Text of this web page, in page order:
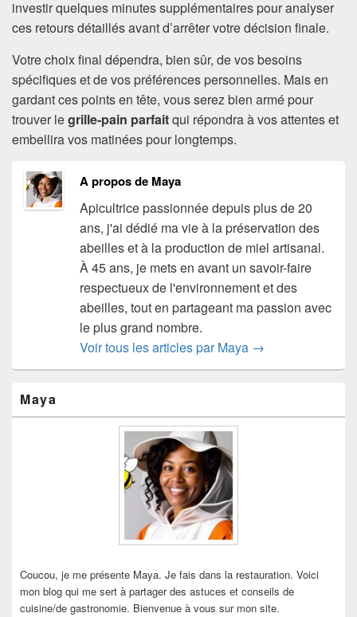
investir quelques minutes supplémentaires pour analyser
ces retours détaillés avant d’arrêter votre décision finale.
Votre choix final dépendra, bien sûr, de vos besoins
spécifiques et de vos préférences personnelles. Mais en
gardant ces points en tête, vous serez bien armé pour
trouver legrille-pain parfaitqui répondra à vos attentes et
embellira vos matinées pour longtemps.
A propos de Maya
Apicultrice passionnée depuis plus de 20
ans, j'ai dédié ma vie à la préservation des
abeilles et à la production de miel artisanal.
À 45 ans, je mets en avant un savoir-faire
respectueux de l'environnement et des
abeilles, tout en partageant ma passion avec
le plus grand nombre.
Voir tous les articles par Maya →
principale
de
Maya
Coucou, je me présente Maya. Je fais dans la restauration. Voici
mon blog qui me sert à partager des astuces et conseils de
cuisine/de gastronomie. Bienvenue à vous sur mon site.